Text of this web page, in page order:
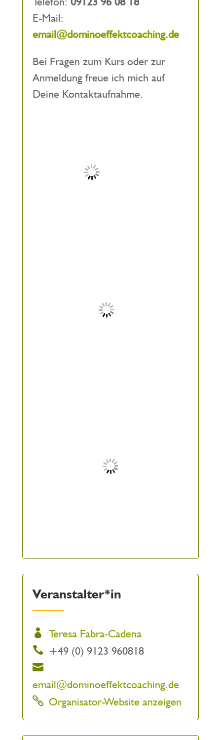
E-Mail:
email@dominoeffektcoaching.de
Bei Fragen zum Kurs oder zur
Anmeldung freue ich mich auf
Deine Kontaktaufnahme.
Veranstalter*in
Teresa Fabra-Cadena
+49 (0) 9123 960818
email@dominoeffektcoaching.de
Organisator-Website anzeigen